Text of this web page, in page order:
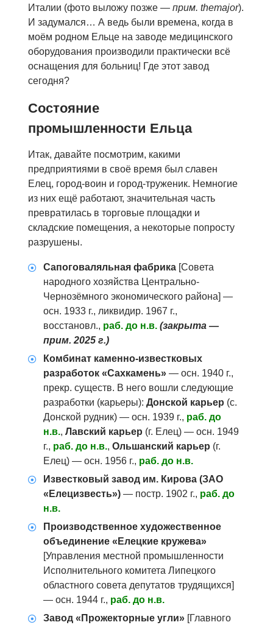
Италии (фото выложу позже — прим. themajor).
И задумался… А ведь были времена, когда в
моём родном Ельце на заводе медицинского
оборудования производили практически всё
оснащения для больниц! Где этот завод
сегодня?
Состояние
промышленности Ельца
Итак, давайте посмотрим, какими
предприятиями в своё время был славен
Елец, город-воин и город-труженик. Немногие
из них ещё работают, значительная часть
превратилась в торговые площадки и
складские помещения, а некоторые попросту
разрушены.
Сапоговаляльная фабрика [Совета
народного хозяйства Центрально-
Чернозёмного экономического района] —
осн. 1933 г., ликвидир. 1967 г.,
восстановл., раб. до н.в. (закрыта —
прим. 2025 г.)
Комбинат каменно-известковых
разработок «Сахкамень» — осн. 1940 г.,
прекр. существ. В него вошли следующие
разработки (карьеры): Донской карьер (с.
Донской рудник) — осн. 1939 г., раб. до
н.в., Лавский карьер (г. Елец) — осн. 1949
г., раб. до н.в., Ольшанский карьер (г.
Елец) — осн. 1956 г., раб. до н.в.
Известковый завод им. Кирова (ЗАО
«Елецизвесть») — постр. 1902 г., раб. до
н.в.
Производственное художественное
объединение «Елецкие кружева»
[Управления местной промышленности
Исполнительного комитета Липецкого
областного совета депутатов трудящихся]
— осн. 1944 г., раб. до н.в.
Завод «Прожекторные угли» [Главного